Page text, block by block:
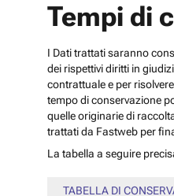
Tempi di
I Dati trattati saranno
dei rispettivi diritti in
contrattuale e per
tempo di conservazione
quelle originarie di
trattati da Fastweb per
La tabella a seguire
TABELLA DI